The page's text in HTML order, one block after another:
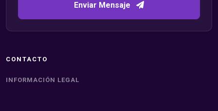
Enviar Mensaje
CONTACTO
INFORMACIÓN LEGAL